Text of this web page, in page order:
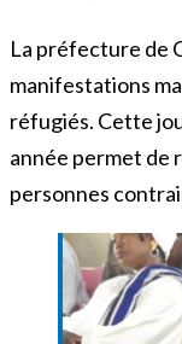
La préfecture de
manifestations
réfugiés. Cette
année permet de
personnes